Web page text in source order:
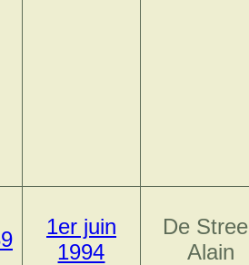
1er juin
1994
De
Alain